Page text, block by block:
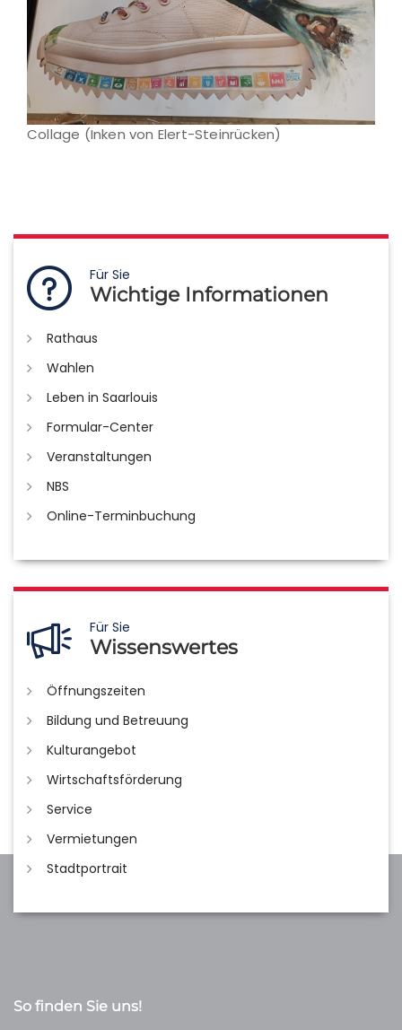
Collage (Inken von Elert-Steinrücken)
Für Sie
Wichtige Informationen
Rathaus
Wahlen
Leben in Saarlouis
Formular-Center
Veranstaltungen
NBS
Online-Terminbuchung
Für Sie
Wissenswertes
Öffnungszeiten
Bildung und Betreuung
Kulturangebot
Wirtschaftsförderung
Service
Vermietungen
Stadtportrait
So finden Sie uns!